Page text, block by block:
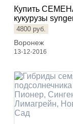
Купить
кукурузы
4800 руб.
Воронеж
13-12-2016